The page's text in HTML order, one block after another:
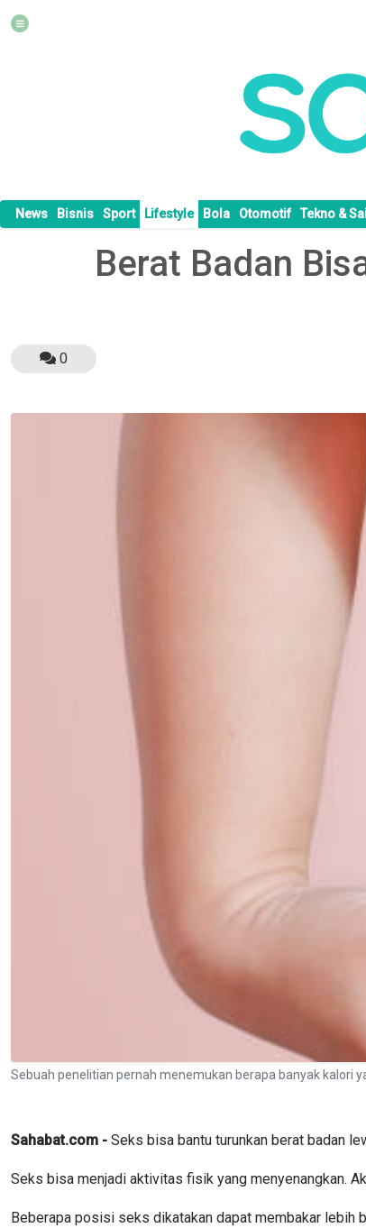
News Bisnis Sport Lifestyle Bola Otomotif Tekno &
Berat Badan
0
Sebuah penelitian pernah menemukan berapa banyak kalori
Sahabat.com - Seks bisa bantu turunkan berat badan
Seks bisa menjadi aktivitas fisik yang menyenangkan.
Beberapa posisi seks dikatakan dapat membakar lebih